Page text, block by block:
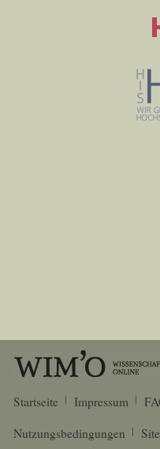
Startseite Impressum
Nutzungsbedingungen